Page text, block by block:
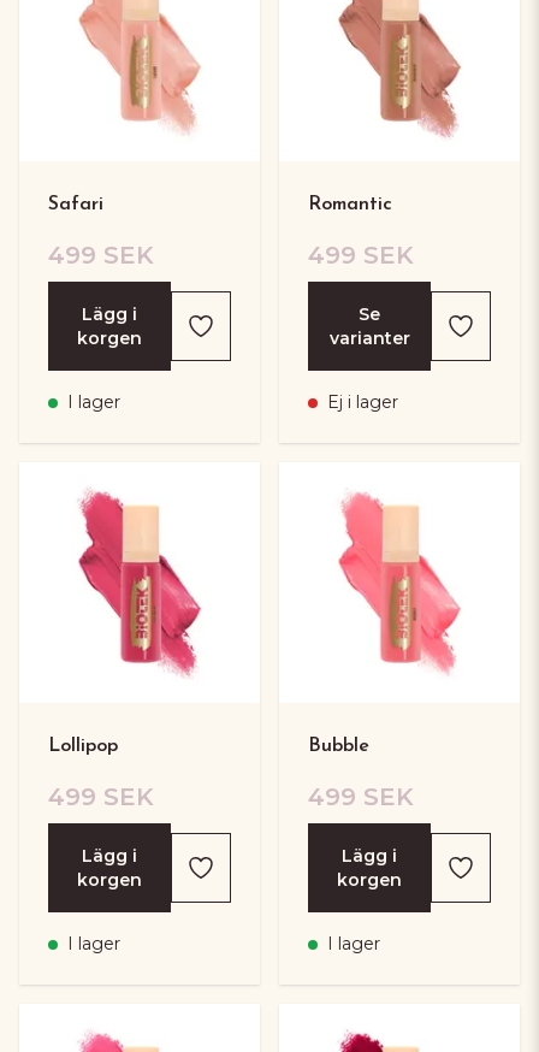
Safari
499 SEK
Lägg i
korgen
I lager
Romantic
499 SEK
Se
varianter
Ej i lager
Lollipop
499 SEK
Lägg i
korgen
I lager
Bubble
499 SEK
Lägg i
korgen
I lager